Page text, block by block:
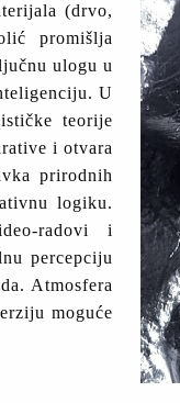
(drvo,
promišlja
ulogu u
U
teorije
i otvara
prirodnih
logiku.
radovi i
percepciju
Atmosfera
moguće